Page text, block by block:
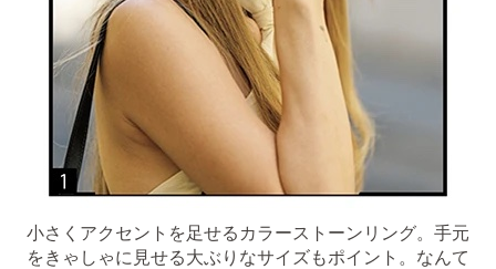
小さくアクセントを足せるカラーストーンリング。手元
をきゃしゃに見せる大ぶりなサイズもポイント。なんて